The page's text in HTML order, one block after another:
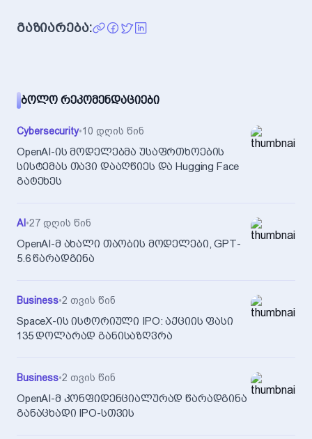
გაზიარება:
ᲑᲝᲚᲝ ᲠᲔᲙᲝᲛᲔᲜᲓᲐᲪᲘᲔᲑᲘ
Cybersecurity•10 დღის წინ
OpenAI-ის მოდელებმა უსაფრთხოების
სისტემას თავი დააღწიეს და Hugging Face
გატეხეს
AI •27 დღის წინ
OpenAI-მ ახალი თაობის მოდელები, GPT-
5.6 წარადგინა
Business•2 თვის წინ
SpaceX-ის ისტორიული IPO: აქციის ფასი
135 დოლარად განისაზღვრა
Business•2 თვის წინ
OpenAI-მ კონფიდენციალურად წარადგინა
განაცხადი IPO-სთვის